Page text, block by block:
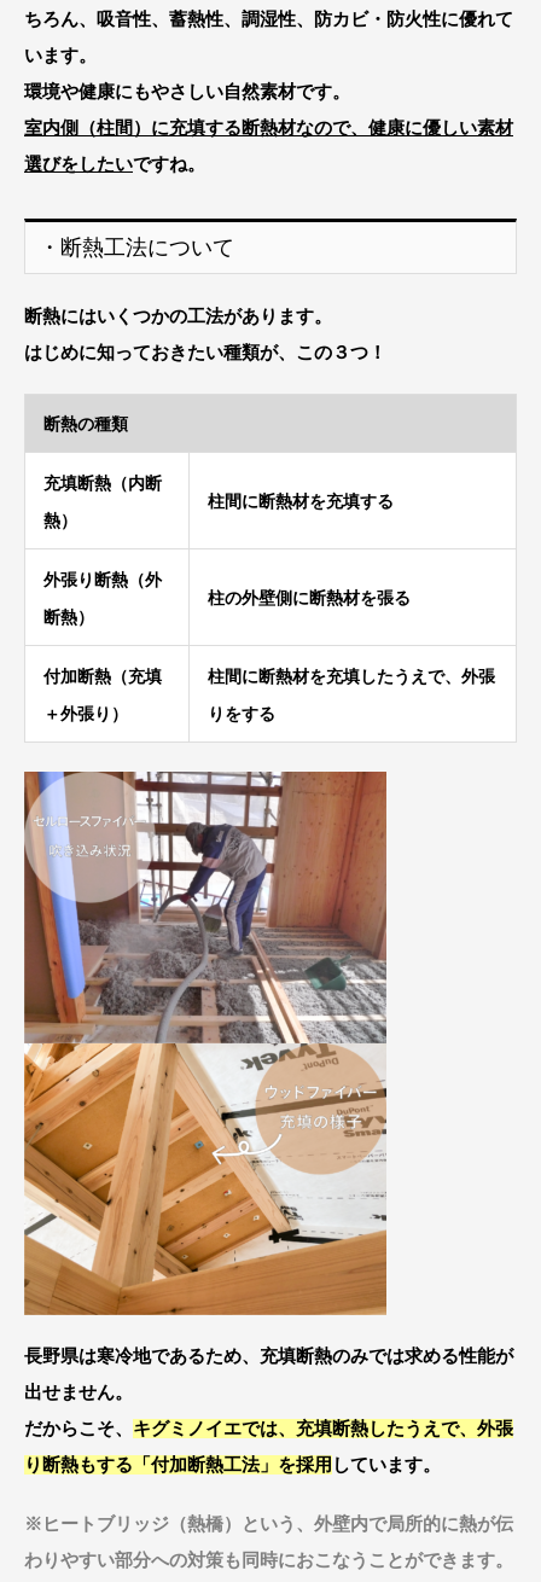
ちろん、吸音性、蓄熱性、調湿性、防カビ・防火性に優れて
います。
環境や健康にもやさしい自然素材です。
室内側（柱間）に充填する断熱材なので、健康に優しい素材
選びをしたいですね。
・断熱工法について
断熱にはいくつかの工法があります。
はじめに知っておきたい種類が、この３つ！
断熱の種類
充填断熱（内断
熱）
柱間に断熱材を充填する
外張り断熱（外
断熱）
柱の外壁側に断熱材を張る
付加断熱（充填
＋外張り）
柱間に断熱材を充填したうえで、外張
りをする
長野県は寒冷地であるため、充填断熱のみでは求める性能が
出せません。
だからこそ、 キグミノイエでは、充填断熱したうえで、外張
り断熱もする「付加断熱工法」を採用 しています。
※ヒートブリッジ（熱橋）という、外壁内で局所的に熱が伝
わりやすい部分への対策も同時におこなうことができます。